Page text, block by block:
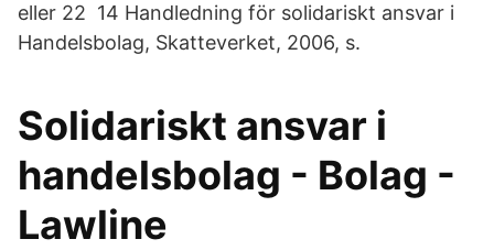
eller 22 14 Handledning för solidariskt ansvar i
Handelsbolag, Skatteverket, 2006, s.
Solidariskt ansvar i
handelsbolag - Bolag -
Lawline